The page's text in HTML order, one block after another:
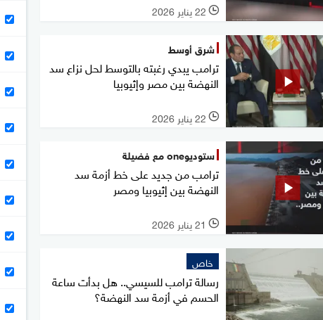
l 22 يناير 2026
شرق أوسط
ترامب يبدي رغبته بالتوسط لحل نزاع سد
النهضة بين مصر وإثيوبيا
l 22 يناير 2026
ستوديوone مع فضيلة
ترامب من جديد على خط أزمة سد
النهضة بين إثيوبيا ومصر
l 21 يناير 2026
خاص
رسالة ترامب للسيسي.. هل بدأت ساعة
الحسم في أزمة سد النهضة؟